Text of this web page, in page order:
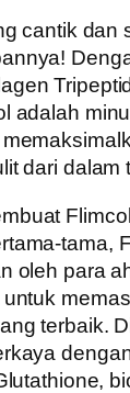
cantik dan
adalah
dari dalam
tama,
oleh para
terbaik.